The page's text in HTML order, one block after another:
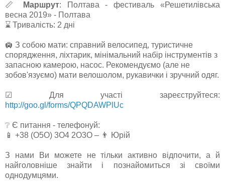
📏
Маршрут: Полтава - фестиваль «Решетилівська
весна 2019» - Полтава
⌛ Тривалість: 2 дні
🛄 З собою мати: справний велосипед, туристичне
спорядження, ліхтарик, мінімальний набір інструментів з
запасною камерою, насос. Рекомендуємо (але не
зобов'язуємо) мати велошолом, рукавички і зручний одяг.
☑ Для участі зареєструйтеся:
http://goo.gl/forms/QPQDAWPlUc
❔ Є питання - телефонуй:
📱 +38 (О5О) 3О4 2О3О – 👨 Юрій
З нами Ви можете не тільки активно відпочити, а й
найголовніше знайти і познайомиться зі своїми
однодумцями.